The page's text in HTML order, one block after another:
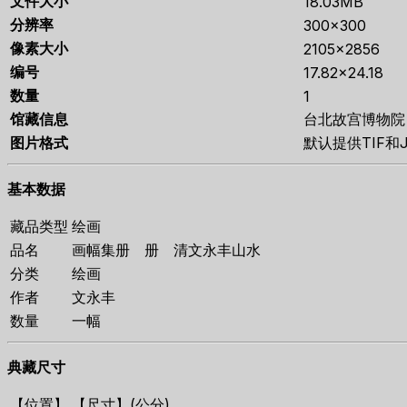
分辨率
300×300
像素大小
2105×2856
编号
17.82×24.18
数量
1
馆藏信息
台北故宫博物院
图片格式
默认提供TIF和
基本数据
藏品类型 绘画
品名
画幅集册 册 清文永丰山水
分类
绘画
作者
文永丰
数量
一幅
典藏尺寸